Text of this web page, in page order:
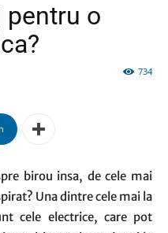
pentru o
734
birou insa, de cele mai
Una dintre cele mai la
cele electrice, care pot